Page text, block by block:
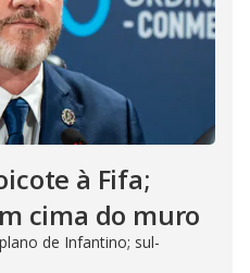
à Fifa;
cima do muro
de Infantino; sul-